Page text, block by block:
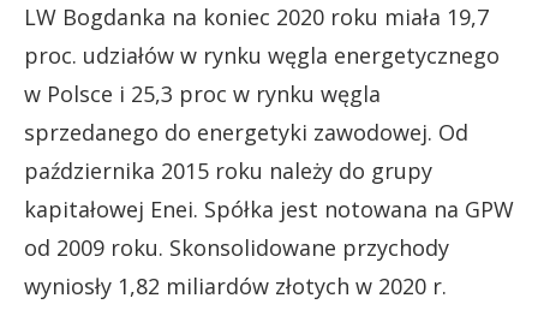
LW Bogdanka na koniec 2020 roku miała 19,7
proc. udziałów w rynku węgla energetycznego
w Polsce i 25,3 proc w rynku węgla
sprzedanego do energetyki zawodowej. Od
października 2015 roku należy do grupy
kapitałowej Enei. Spółka jest notowana na GPW
od 2009 roku. Skonsolidowane przychody
wyniosły 1,82 miliardów złotych w 2020 r.